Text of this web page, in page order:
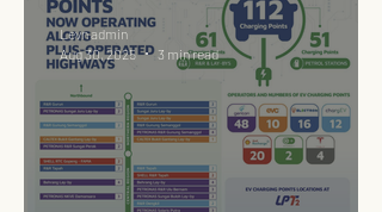
Levn admin
Aug 30, 2025
3 min read